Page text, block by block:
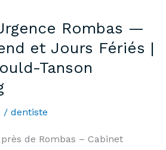
Rombas —
et Jours Fériés |
Tanson
/ dentiste
de Rombas – Cabinet